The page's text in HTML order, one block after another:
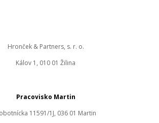
Pracovisko Martin
11591/1J, 036 01 Martin
Hronček & Partners, s. r. o.
Kálov 1, 010 01 Žilina